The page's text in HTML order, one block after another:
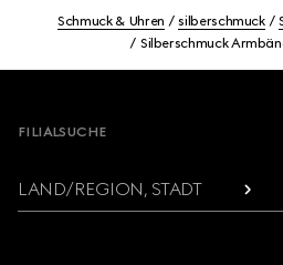
Schmuck & Uhren silberschmuck
Silberschmuck
FILIALSUCHE
LAND/REGION, STADT